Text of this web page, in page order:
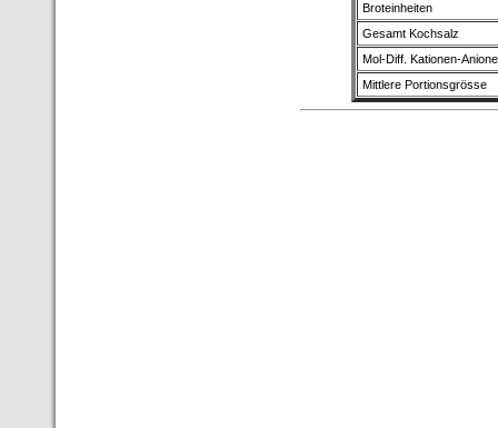
Broteinheiten
Gesamt Kochsalz
Mol-Diff. Kationen-
Mittlere Portionsgrösse